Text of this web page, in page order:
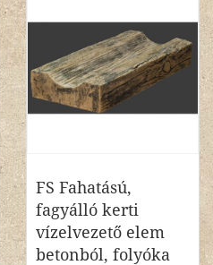
FS Fahatású,
fagyálló kerti
vízelvezető elem
betonból, folyóka